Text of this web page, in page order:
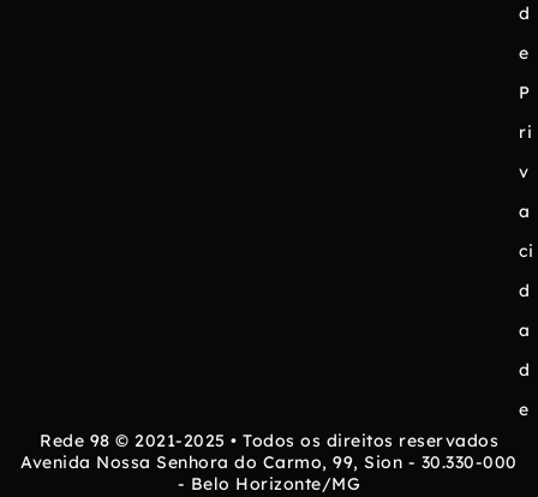
d
e
P
ri
v
a
ci
d
a
d
e
Rede 98 © 2021-2025 • Todos os direitos reservados
Avenida Nossa Senhora do Carmo, 99, Sion - 30.330-000
- Belo Horizonte/MG